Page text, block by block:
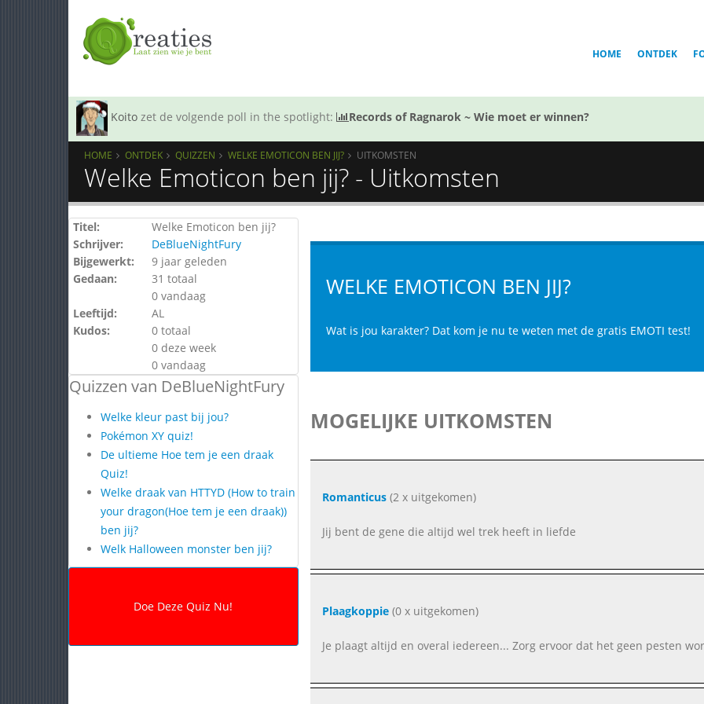
HOME ONTDEK
Koito zet de volgende poll in the spotlight: Records of Ragnarok ~ Wie moet er winnen?
HOME ONTDEK QUIZZEN WELKE EMOTICON BEN JIJ? UITKOMSTEN
Welke Emoticon ben jij? - Uitkomsten
Titel:
Welke Emoticon ben jij?
Schrijver:
DeBlueNightFury
Bijgewerkt:
9 jaar geleden
Gedaan:
31 totaal
0 vandaag
Leeftijd:
AL
Kudos:
0 totaal
0 deze week
0 vandaag
Quizzen van DeBlueNightFury
Welke kleur past bij jou?
Pokémon XY quiz!
De ultieme Hoe tem je een draak
Quiz!
Welke draak van HTTYD (How to train
your dragon(Hoe tem je een draak))
ben jij?
Welk Halloween monster ben jij?
WELKE EMOTICON BEN JIJ?
Wat is jou karakter? Dat kom je nu te weten met de gratis EMOTI test!
MOGELIJKE UITKOMSTEN
Romanticus(2 x uitgekomen)
Jij bent de gene die altijd wel trek heeft in liefde
Plaagkoppie(0 x uitgekomen)
Je plaagt altijd en overal iedereen... Zorg ervoor dat het geen pesten